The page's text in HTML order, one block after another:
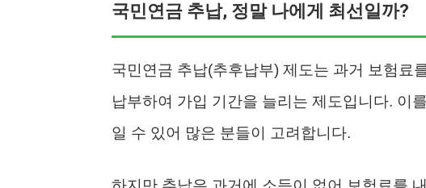
국민연금 추납, 정말 나에게 최선일까?
국민연금 추납(추후납부) 제도는 과거 보험료
납부하여 가입 기간을 늘리는 제도입니다. 이
일 수 있어 많은 분들이 고려합니다.